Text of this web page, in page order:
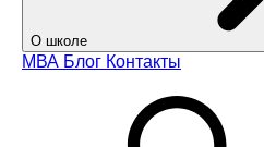
О школе
МВА Блог Контакты